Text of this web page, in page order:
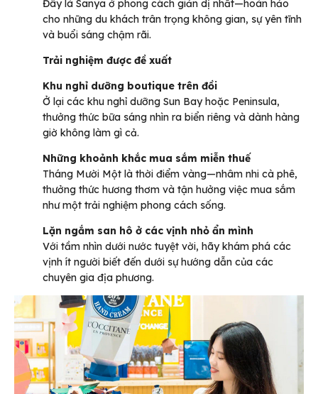
Đây là Sanya ở phong cách giản dị nhất—hoàn hảo
cho những du khách trân trọng không gian, sự yên tĩnh
và buổi sáng chậm rãi.
Trải nghiệm được đề xuất
Khu nghỉ dưỡng boutique trên đồi
Ở lại các khu nghỉ dưỡng Sun Bay hoặc Peninsula,
thưởng thức bữa sáng nhìn ra biển riêng và dành hàng
giờ không làm gì cả.
Những khoảnh khắc mua sắm miễn thuế
Tháng Mười Một là thời điểm vàng—nhâm nhi cà phê,
thưởng thức hương thơm và tận hưởng việc mua sắm
như một trải nghiệm phong cách sống.
Lặn ngắm san hô ở các vịnh nhỏ ẩn mình
Với tầm nhìn dưới nước tuyệt vời, hãy khám phá các
vịnh ít người biết đến dưới sự hướng dẫn của các
chuyên gia địa phương.